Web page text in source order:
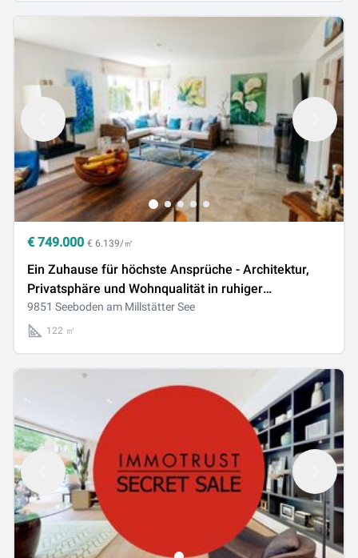
€ 749.000 € 6.139/㎡
Ein Zuhause für höchste Ansprüche - Architektur,
Privatsphäre und Wohnqualität in ruhiger
Lage/Seeboden am Millstätter See
9851 Seeboden am Millstätter See
122 ㎡